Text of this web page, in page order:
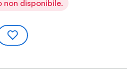
non disponibile.